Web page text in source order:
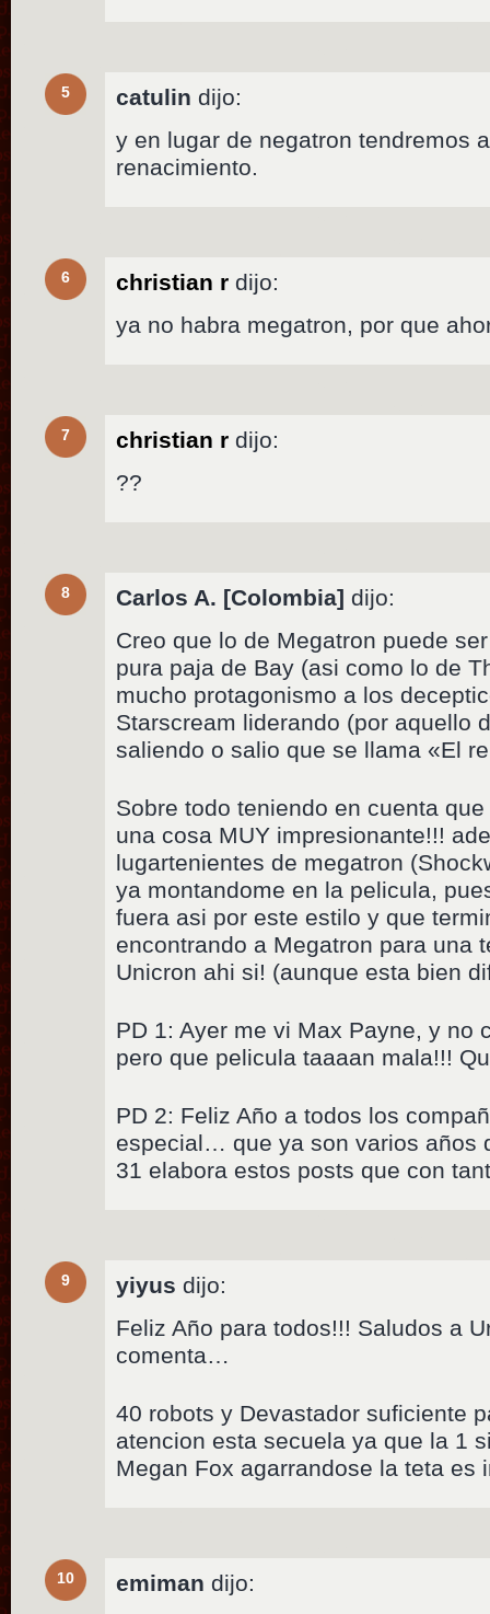
5 catulin dijo:
y en lugar de negatron tendremos
renacimiento.
6 christian r dijo:
ya no habra megatron, por que
7 christian r dijo:
??
8 Carlos A. [Colombia] dijo:
Creo que lo de Megatron puede
pura paja de Bay (asi como lo de
mucho protagonismo a los
Starscream liderando (por aquello
saliendo o salio que se llama «El
Sobre todo teniendo en cuenta
una cosa MUY impresionante!!!
lugartenientes de megatron
ya montandome en la pelicula,
fuera asi por este estilo y que
encontrando a Megatron para una
Unicron ahi si! (aunque esta bien
PD 1: Ayer me vi Max Payne, y no
pero que pelicula taaaan mala!!!
PD 2: Feliz Año a todos los
especial… que ya son varios años
31 elabora estos posts que con
9 yiyus dijo:
Feliz Año para todos!!! Saludos a
comenta…
40 robots y Devastador suficiente
atencion esta secuela ya que la 1
Megan Fox agarrandose la teta es
10 emiman dijo: